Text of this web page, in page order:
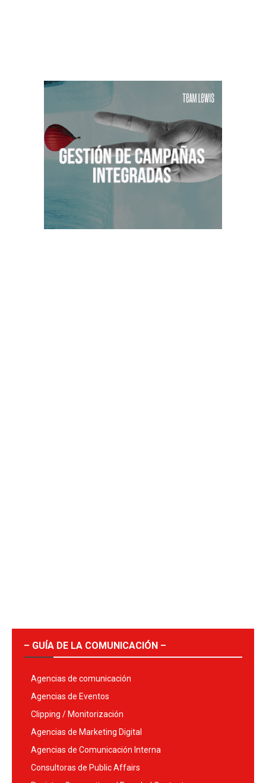
– GUÍA DE LA COMUNICACIÓN –
Agencias de comunicación
Agencias de Eventos
Clipping / Monitorización
Agencias de Marketing Digital
Agencias de Comunicación Interna
Consultoras de Public Affairs